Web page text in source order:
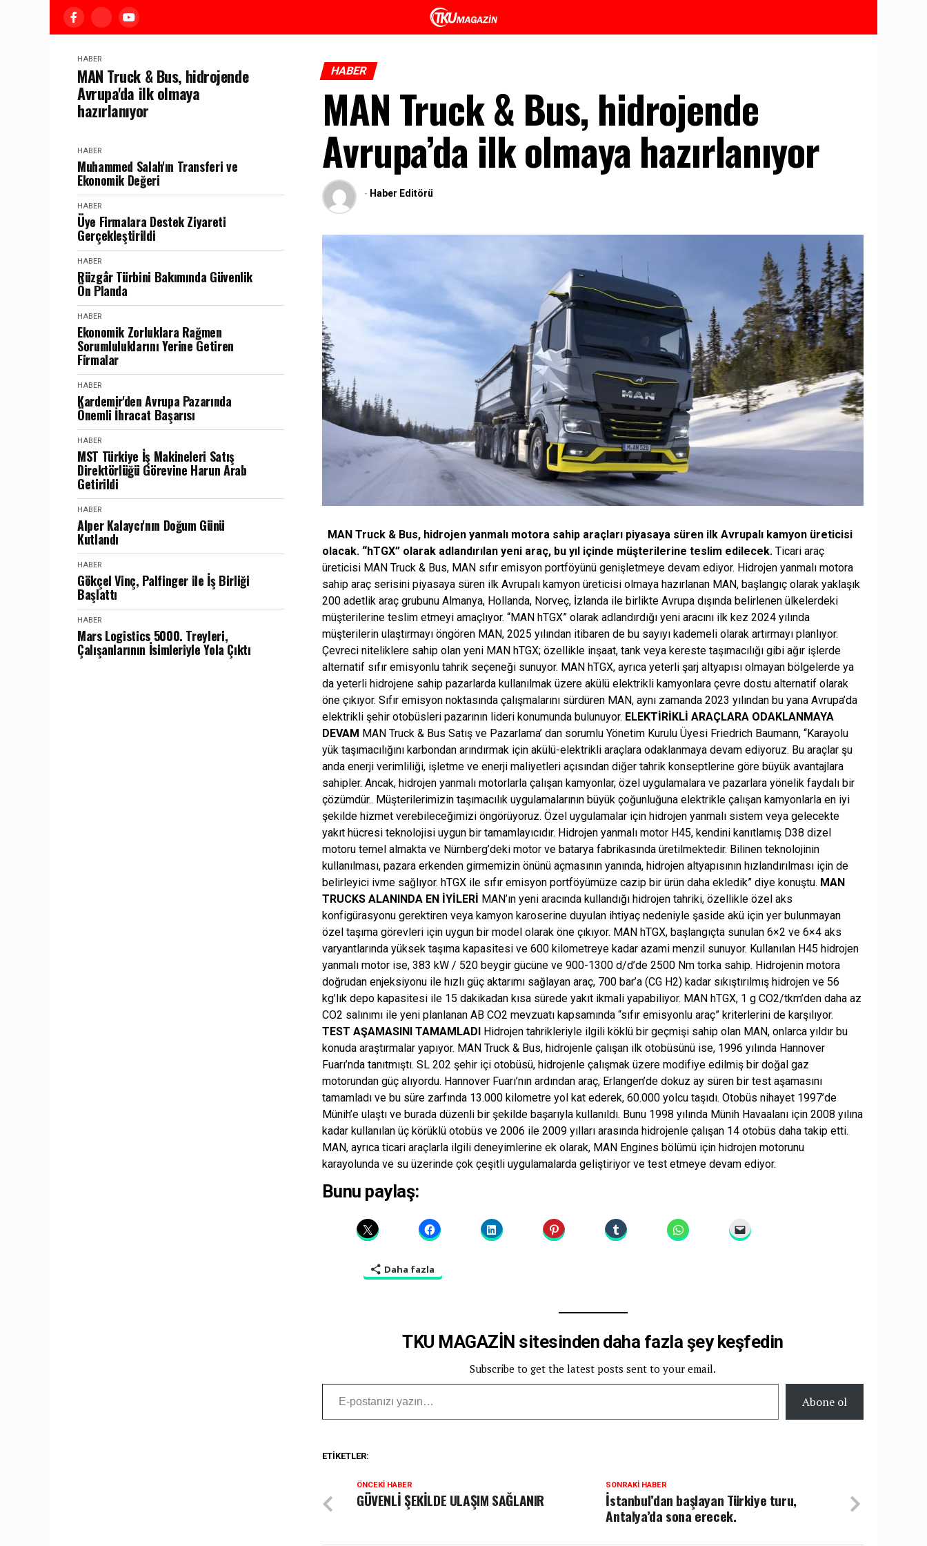
HABER
MAN Truck & Bus, hidrojende
Avrupa'da ilk olmaya
hazırlanıyor
HABER
Muhammed Salah'ın Transferi ve
Ekonomik Değeri
HABER
Üye Firmalara Destek Ziyareti
Gerçekleştirildi
HABER
Rüzgâr Türbini Bakımında Güvenlik
Ön Planda
HABER
Ekonomik Zorluklara Rağmen
Sorumluluklarını Yerine Getiren
Firmalar
HABER
Kardemir'den Avrupa Pazarında
Önemli İhracat Başarısı
HABER
MST Türkiye İş Makineleri Satış
Direktörlüğü Görevine Harun Arab
Getirildi
HABER
Alper Kalaycı'nın Doğum Günü
Kutlandı
HABER
Gökçel Vinç, Palfinger ile İş Birliği
Başlattı
HABER
Mars Logistics 5000. Treyleri,
Çalışanlarının İsimleriyle Yola Çıktı
HABER
MAN Truck & Bus, hidrojende
Avrupa’da ilk olmaya hazırlanıyor
- Haber Editörü
MAN Truck & Bus, hidrojen yanmalı motora sahip araçları piyasaya süren ilk Avrupalı kamyon üreticisi
olacak. “hTGX” olarak adlandırılan yeni araç, bu yıl içinde müşterilerine teslim edilecek. Ticari araç
üreticisi MAN Truck & Bus, MAN sıfır emisyon portföyünü genişletmeye devam ediyor. Hidrojen yanmalı motora
sahip araç serisini piyasaya süren ilk Avrupalı kamyon üreticisi olmaya hazırlanan MAN, başlangıç olarak yaklaşık
200 adetlik araç grubunu Almanya, Hollanda, Norveç, İzlanda ile birlikte Avrupa dışında belirlenen ülkelerdeki
müşterilerine teslim etmeyi amaçlıyor. “MAN hTGX” olarak adlandırdığı yeni aracını ilk kez 2024 yılında
müşterilerin ulaştırmayı öngören MAN, 2025 yılından itibaren de bu sayıyı kademeli olarak artırmayı planlıyor.
Çevreci niteliklere sahip olan yeni MAN hTGX; özellikle inşaat, tank veya kereste taşımacılığı gibi ağır işlerde
alternatif sıfır emisyonlu tahrik seçeneği sunuyor. MAN hTGX, ayrıca yeterli şarj altyapısı olmayan bölgelerde ya
da yeterli hidrojene sahip pazarlarda kullanılmak üzere akülü elektrikli kamyonlara çevre dostu alternatif olarak
öne çıkıyor. Sıfır emisyon noktasında çalışmalarını sürdüren MAN, aynı zamanda 2023 yılından bu yana Avrupa’da
elektrikli şehir otobüsleri pazarının lideri konumunda bulunuyor. ELEKTİRİKLİ ARAÇLARA ODAKLANMAYA
DEVAM MAN Truck & Bus Satış ve Pazarlama’ dan sorumlu Yönetim Kurulu Üyesi Friedrich Baumann, “Karayolu
yük taşımacılığını karbondan arındırmak için akülü-elektrikli araçlara odaklanmaya devam ediyoruz. Bu araçlar şu
anda enerji verimliliği, işletme ve enerji maliyetleri açısından diğer tahrik konseptlerine göre büyük avantajlara
sahipler. Ancak, hidrojen yanmalı motorlarla çalışan kamyonlar, özel uygulamalara ve pazarlara yönelik faydalı bir
çözümdür.. Müşterilerimizin taşımacılık uygulamalarının büyük çoğunluğuna elektrikle çalışan kamyonlarla en iyi
şekilde hizmet verebileceğimizi öngörüyoruz. Özel uygulamalar için hidrojen yanmalı sistem veya gelecekte
yakıt hücresi teknolojisi uygun bir tamamlayıcıdır. Hidrojen yanmalı motor H45, kendini kanıtlamış D38 dizel
motoru temel almakta ve Nürnberg’deki motor ve batarya fabrikasında üretilmektedir. Bilinen teknolojinin
kullanılması, pazara erkenden girmemizin önünü açmasının yanında, hidrojen altyapısının hızlandırılması için de
belirleyici ivme sağlıyor. hTGX ile sıfır emisyon portföyümüze cazip bir ürün daha ekledik” diye konuştu. MAN
TRUCKS ALANINDA EN İYİLERİ MAN’ın yeni aracında kullandığı hidrojen tahriki, özellikle özel aks
konfigürasyonu gerektiren veya kamyon karoserine duyulan ihtiyaç nedeniyle şaside akü için yer bulunmayan
özel taşıma görevleri için uygun bir model olarak öne çıkıyor. MAN hTGX, başlangıçta sunulan 6×2 ve 6×4 aks
varyantlarında yüksek taşıma kapasitesi ve 600 kilometreye kadar azami menzil sunuyor. Kullanılan H45 hidrojen
yanmalı motor ise, 383 kW / 520 beygir gücüne ve 900-1300 d/d’de 2500 Nm torka sahip. Hidrojenin motora
doğrudan enjeksiyonu ile hızlı güç aktarımı sağlayan araç, 700 bar’a (CG H2) kadar sıkıştırılmış hidrojen ve 56
kg’lık depo kapasitesi ile 15 dakikadan kısa sürede yakıt ikmali yapabiliyor. MAN hTGX, 1 g CO2/tkm’den daha az
CO2 salınımı ile yeni planlanan AB CO2 mevzuatı kapsamında “sıfır emisyonlu araç” kriterlerini de karşılıyor.
TEST AŞAMASINI TAMAMLADI Hidrojen tahrikleriyle ilgili köklü bir geçmişi sahip olan MAN, onlarca yıldır bu
konuda araştırmalar yapıyor. MAN Truck & Bus, hidrojenle çalışan ilk otobüsünü ise, 1996 yılında Hannover
Fuarı’nda tanıtmıştı. SL 202 şehir içi otobüsü, hidrojenle çalışmak üzere modifiye edilmiş bir doğal gaz
motorundan güç alıyordu. Hannover Fuarı’nın ardından araç, Erlangen’de dokuz ay süren bir test aşamasını
tamamladı ve bu süre zarfında 13.000 kilometre yol kat ederek, 60.000 yolcu taşıdı. Otobüs nihayet 1997’de
Münih’e ulaştı ve burada düzenli bir şekilde başarıyla kullanıldı. Bunu 1998 yılında Münih Havaalanı için 2008 yılına
kadar kullanılan üç körüklü otobüs ve 2006 ile 2009 yılları arasında hidrojenle çalışan 14 otobüs daha takip etti.
MAN, ayrıca ticari araçlarla ilgili deneyimlerine ek olarak, MAN Engines bölümü için hidrojen motorunu
karayolunda ve su üzerinde çok çeşitli uygulamalarda geliştiriyor ve test etmeye devam ediyor.
Bunu paylaş:
Daha fazla
TKU MAGAZİN sitesinden daha fazla şey keşfedin
Subscribe to get the latest posts sent to your email.
E-postanızı yazın…
Abone ol
ETIKETLER:
SONRAKI HABER
İstanbul’dan başlayan Türkiye turu,
Antalya’da sona erecek.
ÖNCEKI HABER
GÜVENLİ ŞEKİLDE ULAŞIM SAĞLANIR